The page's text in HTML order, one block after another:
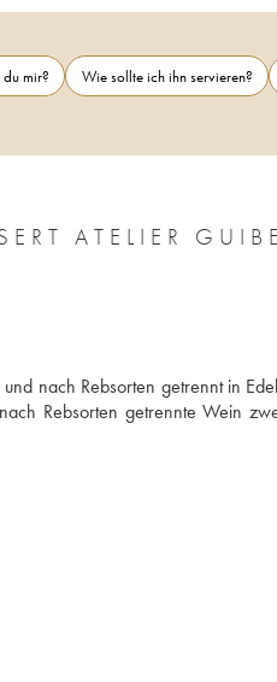
mir? Wie sollte ich ihn servieren?
ATELIER
nach Rebsorten getrennt in
Rebsorten getrennte Wein